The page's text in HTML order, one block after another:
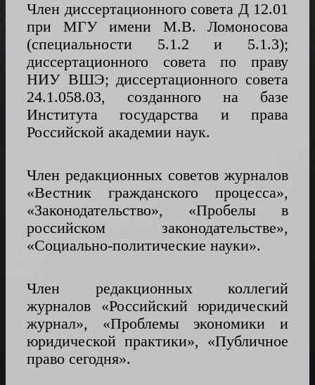
Член диссертационного совета Д 12.01
при МГУ имени М.В. Ломоносова
(специальности 5.1.2 и 5.1.3);
диссертационного совета по праву
НИУ ВШЭ; диссертационного совета
24.1.058.03, созданного на базе
Института государства и права
Российской академии наук.
Член редакционных советов журналов
«Вестник гражданского процесса»,
«Законодательство», «Пробелы в
российском законодательстве»,
«Социально-политические науки».
Член редакционных коллегий
журналов «Российский юридический
журнал», «Проблемы экономики и
юридической практики», «Публичное
право сегодня».